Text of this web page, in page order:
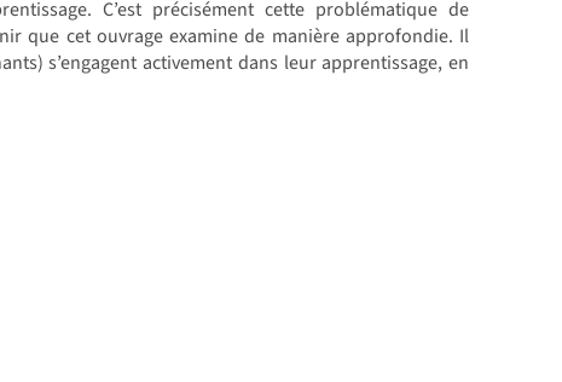
C’est précisément cette problématique de
que cet ouvrage examine de manière approfondie. Il
s’engagent activement dans leur apprentissage, en